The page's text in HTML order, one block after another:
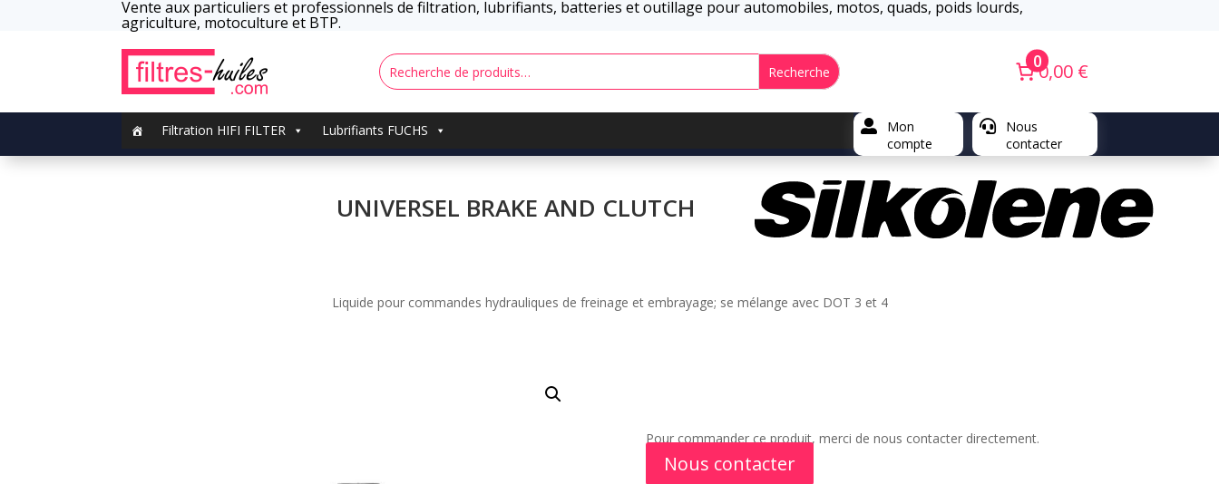
Vente aux particuliers et professionnels de filtration, lubrifiants, batteries et outillage pour automobiles, motos, quads, poids lourds,
agriculture, motoculture et BTP.
Recherche
00,00 €
Filtration HIFI FILTER Lubrifiants FUCHS 
Mon
compte

Nous
contacter
UNIVERSEL BRAKE AND CLUTCH
Liquide pour commandes hydrauliques de freinage et embrayage; se mélange avec DOT 3 et 4
Pour commander ce produit, merci de nous contacter directement.
Nous contacter